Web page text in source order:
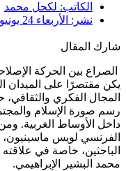
الكاتب: لكحل محمد
نشر: الأربعاء 24 يونيو 2026 [23:50 مساءً] بتوقيت الجزائر
شارك المقال
الصراع بين الحركة
يكن مقتصرًا على الميدان
المجال الفكري
رسم صورة الإسلام
داخل الأوساط الغربية.
الفرنسي لويس
الباحثين، خاصة في علاقته
محمد البشير الإبراهيمي.